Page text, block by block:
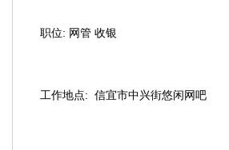
职位: 网管 收银
工作地点: 信宜市中兴街悠闲网吧